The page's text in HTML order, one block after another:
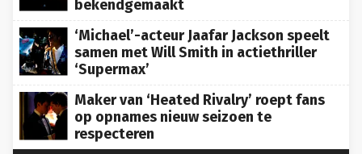
bekendgemaakt
‘Michael’-acteur Jaafar Jackson speelt
samen met Will Smith in actiethriller
‘Supermax’
Maker van ‘Heated Rivalry’ roept fans
op opnames nieuw seizoen te
respecteren